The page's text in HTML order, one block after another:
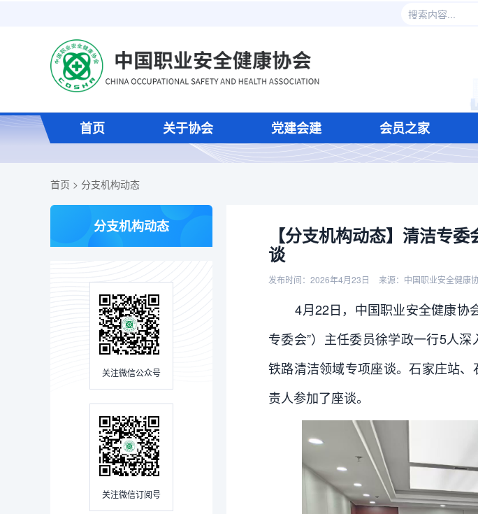
首页 关于协会 党建会建 会员之家
首页 > 分支机构动态
分支机构动态
关注微信公众号
关注微信订阅号
【分支机构动态】清洁专
谈
发布时间：2026年4月23日 来源：中国职业安全健康
4月22日，中国职业安全健康协
专委会”）主任委员徐学政一行5人
铁路清洁领域专项座谈。石家庄站
责人参加了座谈。